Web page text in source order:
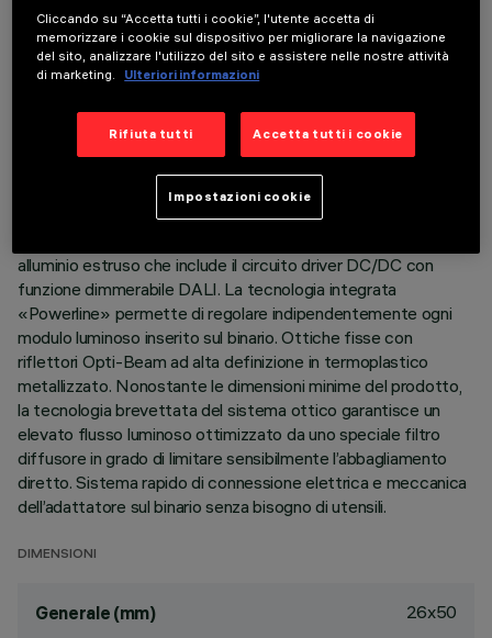
DATI TECNICI
DESCRIZIONE
Modulo lineare fisso a 5 elementi ottici completo di
adattatore per installazione su binario a bassa tensione 48V
alluminio estruso che include il circuito driver DC/DC con
funzione dimmerabile DALI. La tecnologia integrata
«Powerline» permette di regolare indipendentemente ogni
modulo luminoso inserito sul binario. Ottiche fisse con
riflettori Opti-Beam ad alta definizione in termoplastico
metallizzato. Nonostante le dimensioni minime del prodotto,
la tecnologia brevettata del sistema ottico garantisce un
elevato flusso luminoso ottimizzato da uno speciale filtro
diffusore in grado di limitare sensibilmente l’abbagliamento
diretto. Sistema rapido di connessione elettrica e meccanica
dell’adattatore sul binario senza bisogno di utensili.
DIMENSIONI
Generale (mm) 26x50
Cliccando su “Accetta tutti i cookie”, l'utente accetta di
memorizzare i cookie sul dispositivo per migliorare la navigazione
del sito, analizzare l'utilizzo del sito e assistere nelle nostre attività
di marketing.
Ulteriori informazioni
Rifiuta tutti Accetta tutti i cookie
Impostazioni cookie